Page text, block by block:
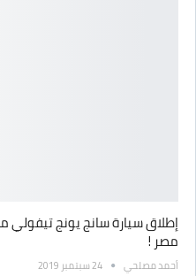
مصر !
أحمد مصلحي 24 سبتمبر 2019